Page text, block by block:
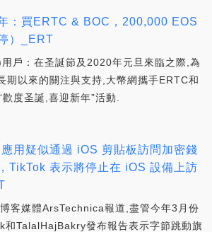
：買ERTC & BOC，200,000 EOS
）_ERT
戶：在圣誕節及2020年元旦來臨之際,為
期以來的關注與支持,大幣網攜手ERTC和
度圣誕,喜迎新年”活動.
用疑似通過 iOS 剪貼板訪問加密錢
TikTok 表示將停止在 iOS 設備上訪
客媒體ArsTechnica報道,盡管今年3月份
和TalalHajBakry發布報告表示字節跳動旗